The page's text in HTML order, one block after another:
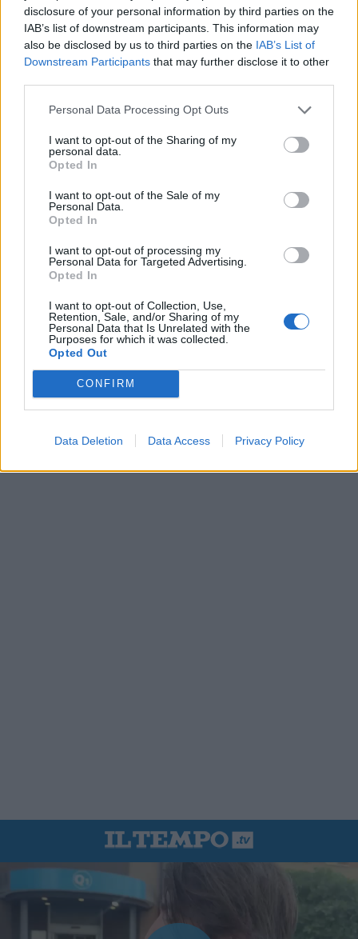
disclosure of your personal information by third parties on the
IAB’s list of downstream participants. This information may
also be disclosed by us to third parties on the IAB’s List of
Downstream Participants that may further disclose it to other
Personal Data Processing Opt Outs
I want to opt-out of the Sharing of my
personal data.
Opted In
I want to opt-out of the Sale of my
Personal Data.
Opted In
I want to opt-out of processing my
Personal Data for Targeted Advertising.
Opted In
I want to opt-out of Collection, Use,
Retention, Sale, and/or Sharing of my
Personal Data that Is Unrelated with the
Purposes for which it was collected.
Opted Out
CONFIRM
Data Deletion Data Access Privacy Policy
In evidenza